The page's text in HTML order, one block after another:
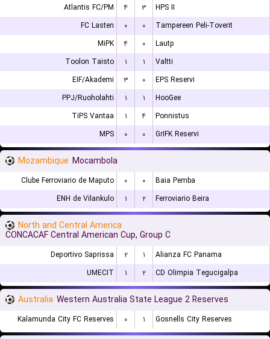
Atlantis FC/PM
۴ ۳
HPS II
FC Lasten
۰ ۰
Tampereen Peli-Toverit
MiPK
۴ ۰
Lautp
Toolon Taisto
۱ ۱
Valtti
EIF/Akademi
۳ ۰
EPS Reservi
PPJ/Ruoholahti
۱ ۱
HooGee
TiPS Vantaa
۱ ۴
Ponnistus
MPS
۰ ۰ GrIFK Reservi
Mozambique Mocambola
Clube Ferroviario de Maputo ۰ ۰
Baia Pemba
ENH de Vilankulo
۱ ۲ Ferroviario Beira
North and Central America
CONCACAF Central American Cup, Group C
Deportivo Saprissa ۲ ۱
Alianza FC Panama
UMECIT
۱ ۲ CD Olimpia Tegucigalpa
Australia Western Australia State League 2 Reserves
Kalamunda City FC Reserves ۰ ۱ Gosnells City Reserves